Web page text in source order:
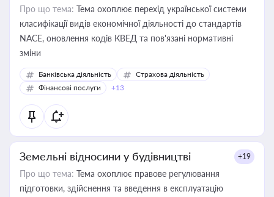
Про що тема: Тема охоплює перехід української системи
класифікації видів економічної діяльності до стандартів
NACE, оновлення кодів КВЕД та пов'язані нормативні
зміни
Банківська діяльність
Страхова діяльність
Фінансові послуги
+13
Земельні відносини у будівництві +19
Про що тема: Тема охоплює правове регулювання
підготовки, здійснення та введення в експлуатацію